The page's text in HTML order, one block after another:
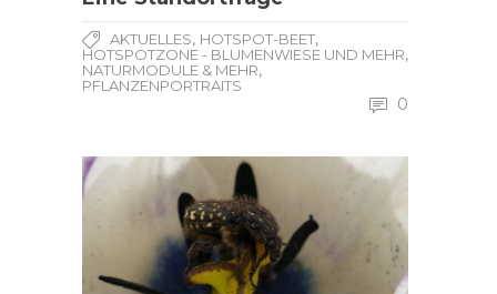
AKTUELLES, HOTSPOT-BEET,
HOTSPOTZONE - BLUMENWIESE UND MEHR,
NATURMODULE & MEHR,
PFLANZENPORTRAITS
0